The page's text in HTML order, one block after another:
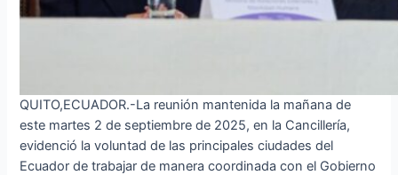
QUITO,ECUADOR.-La reunión mantenida la mañana de
este martes 2 de septiembre de 2025, en la Cancillería,
evidenció la voluntad de las principales ciudades del
Ecuador de trabajar de manera coordinada con el Gobierno